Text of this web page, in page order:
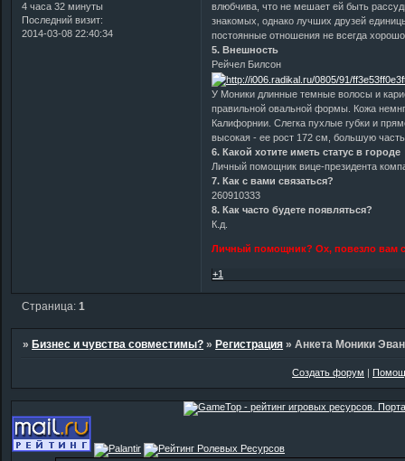
4 часа 32 минуты
Последний визит:
2014-03-08 22:40:34
влюбчива, что не мешает ей быть
знакомых, однако лучших друзей
постоянные отношения не всегда
5. Внешность
Рейчел Билсон
У Моники длинные темные волосы и
правильной овальной формы. Кожа
Калифорнии. Слегка пухлые губки и
высокая - ее рост 172 см, большую
6. Какой хотите иметь статус в городе
Личный помощник вице-президента
7. Как с вами связаться?
260910333
8. Как часто будете появляться?
К.д.
Личный помощник? Ох, повезло вам
+1
Страница:1
»Бизнес и чувства совместимы? »Регистрация »Анкета Моники
Создать форум